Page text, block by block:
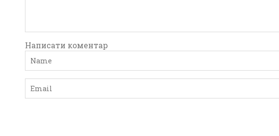
Написати коментар